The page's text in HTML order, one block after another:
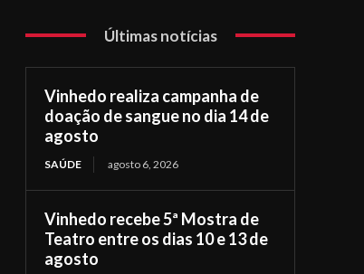
Últimas notícias
Vinhedo realiza campanha de
doação de sangue no dia 14 de
agosto
SAÚDE agosto 6, 2026
Vinhedo recebe 5ª Mostra de
Teatro entre os dias 10 e 13 de
agosto